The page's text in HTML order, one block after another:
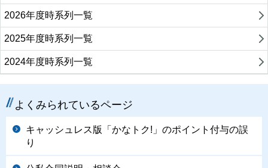
2026年度時系列一覧
2025年度時系列一覧
2024年度時系列一覧
よくみられているページ
キャッシュレス版「かなトク!」のポイント付与の誤
り